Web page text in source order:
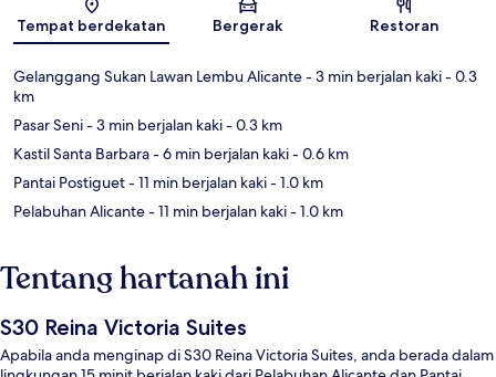
Peta
Tempat berdekatan Bergerak Restoran
Gelanggang Sukan Lawan Lembu Alicante- 3 min berjalan kaki- 0.3
km
Pasar Seni- 3 min berjalan kaki- 0.3 km
Kastil Santa Barbara- 6 min berjalan kaki- 0.6 km
Pantai Postiguet- 11 min berjalan kaki- 1.0 km
Pelabuhan Alicante- 11 min berjalan kaki- 1.0 km
Tentang hartanah ini
S30 Reina Victoria Suites
Apabila anda menginap di S30 Reina Victoria Suites, anda berada dalam